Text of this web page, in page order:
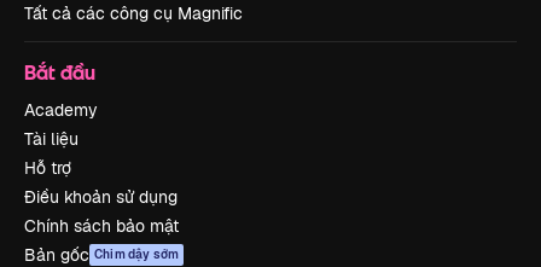
Tất cả các công cụ Magnific
Bắt đầu
Academy
Tài liệu
Hỗ trợ
Điều khoản sử dụng
Chính sách bảo mật
Bản gốc Chim dậy sớm